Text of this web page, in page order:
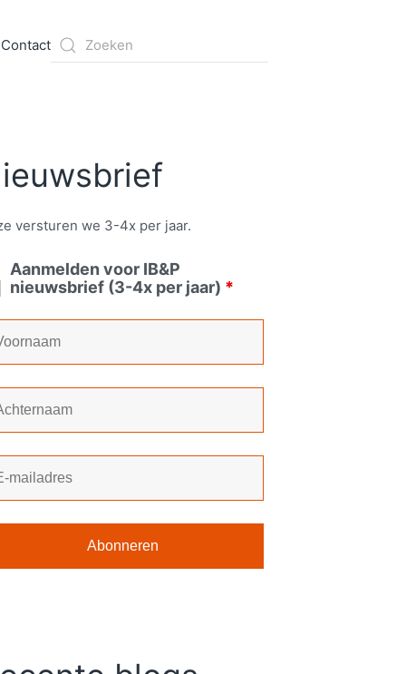
Contact
versturen we 3-4x per jaar.
Aanmelden voor IB&P
nieuwsbrief (3-4x per jaar) *